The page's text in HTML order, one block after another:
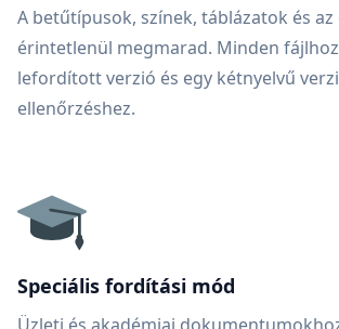
A betűtípusok, színek, táblázatok és
érintetlenül megmarad. Minden
lefordított verzió és egy kétnyelvű
ellenőrzéshez.
Speciális fordítási mód